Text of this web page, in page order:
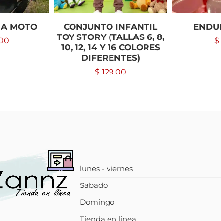
MOTO
CONJUNTO INFANTIL
TOY STORY (TALLAS 6, 8,
10, 12, 14 Y 16 COLORES
DIFERENTES)
$ 129.00
$
lunes - viernes
Sabado
Domingo
Tienda en linea